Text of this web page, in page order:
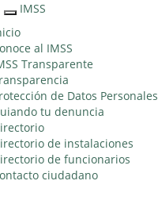
Interruptor
de
Navegación
IMSS
al IMSS
Transparente
de Datos Personales
tu denuncia
de instalaciones
de funcionarios
ciudadano